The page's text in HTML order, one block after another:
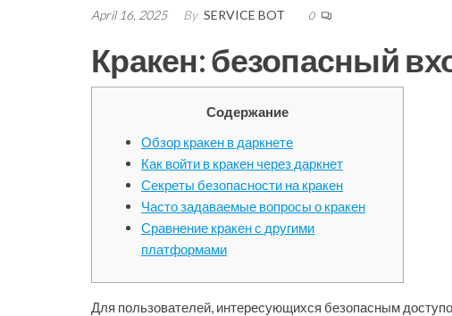
April 16, 2025 By SERVICE BOT 0
Кракен: безопасный
Содержание
Обзор кракен в даркнете
Как войти в кракен через даркнет
Секреты безопасности на кракен
Часто задаваемые вопросы о кракен
Сравнение кракен с другими
платформами
Для пользователей, интересующихся безопасным